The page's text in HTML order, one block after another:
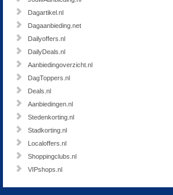
Dagartikel.nl
Dagaanbieding.net
Dailyoffers.nl
DailyDeals.nl
Aanbiedingoverzicht.nl
DagToppers.nl
Deals.nl
Aanbiedingen.nl
Stedenkorting.nl
Stadkorting.nl
Localoffers.nl
Shoppingclubs.nl
VIPshops.nl